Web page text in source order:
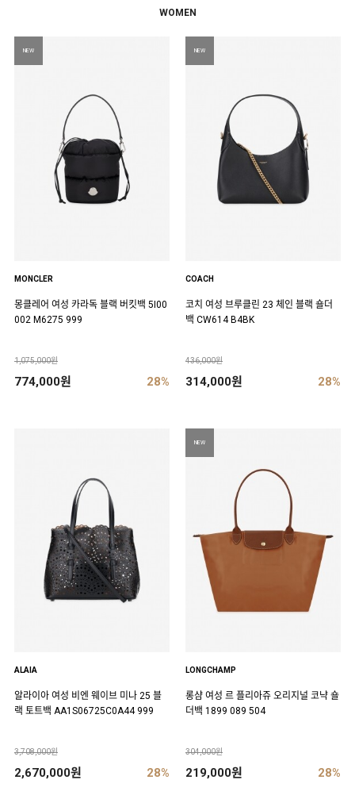
WOMEN
NEW
MONCLER
몽클레어 여성 카라독 블랙 버킷백 5I00
002 M6275 999
1,075,000원
774,000원 28%
NEW
COACH
코치 여성 브루클린 23 체인 블랙 숄더
백 CW614 B4BK
436,000원
314,000원 28%
ALAIA
알라이아 여성 비엔 웨이브 미나 25 블
랙 토트백 AA1S06725C0A44 999
3,708,000원
2,670,000원 28%
NEW
LONGCHAMP
롱샴 여성 르 플리아쥬 오리지널 코냑 숄
더백 1899 089 504
304,000원
219,000원 28%